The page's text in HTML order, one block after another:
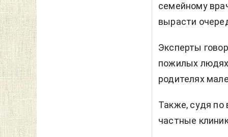
семейному
вырасти
Эксперты
пожилых
родителях
Также, судя по
частные